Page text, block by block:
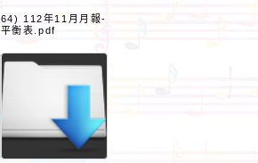
64) 112年11月月報-
平衡表.pdf